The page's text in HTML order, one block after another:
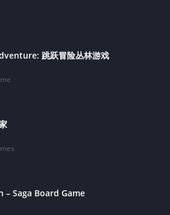
跳跃冒险丛林游戏
– Saga Board Game